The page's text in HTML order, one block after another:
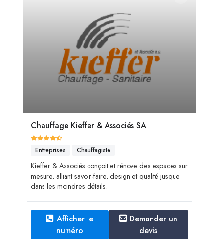
Chauffage Kieffer & Associés SA
Entreprises Chauffagiste
Kieffer & Associés conçoit et rénove des espaces sur
mesure, alliant savoir-faire, design et qualité jusque
dans les moindres détails.
Afficher le
numéro
Demander un
devis